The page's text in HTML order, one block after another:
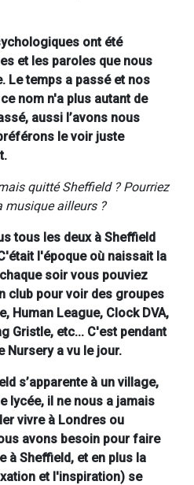
ont été
et les paroles que nous
Le temps a passé et nos
nom n'a plus autant de
aussi l’avons nous
le voir juste
quitté Sheffield ? Pourriez
musique ailleurs ?
tous les deux à Sheffield
l'époque où naissait la
soir vous pouviez
club pour voir des groupes
Human League, Clock DVA,
Gristle, etc... C'est pendant
Nursery a vu le jour.
s’apparente à un village,
lycée, il ne nous a jamais
vivre à Londres ou
avons besoin pour faire
à Sheffield, et en plus la
et l'inspiration) se